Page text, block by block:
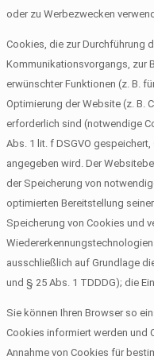
oder zu Werbezwecken
Cookies, die zur Durchführung
Kommunikationsvorgangs, zur
erwünschter Funktionen (z. B.
Optimierung der Website (z. B.
erforderlich sind (notwendige
Abs. 1 lit. f DSGVO
angegeben wird. Der
der Speicherung von
optimierten Bereitstellung
Speicherung von Cookies und
ausschließlich auf Grundlage
und § 25 Abs. 1 TDDDG); die
Sie können Ihren Browser so
Cookies informiert werden und
Annahme von Cookies für